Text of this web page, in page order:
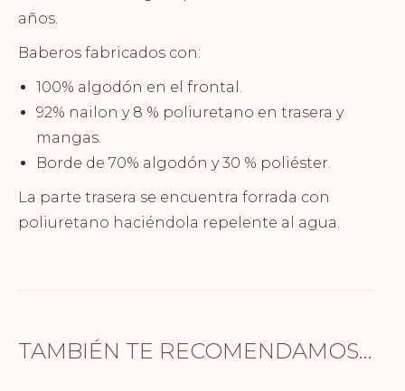
años.
Baberos fabricados con:
100% algodón en el frontal.
92% nailon y 8 % poliuretano en trasera y
mangas.
Borde de 70% algodón y 30 % poliéster.
La parte trasera se encuentra forrada con
poliuretano haciéndola repelente al agua.
TAMBIÉN TE RECOMENDAMOS…